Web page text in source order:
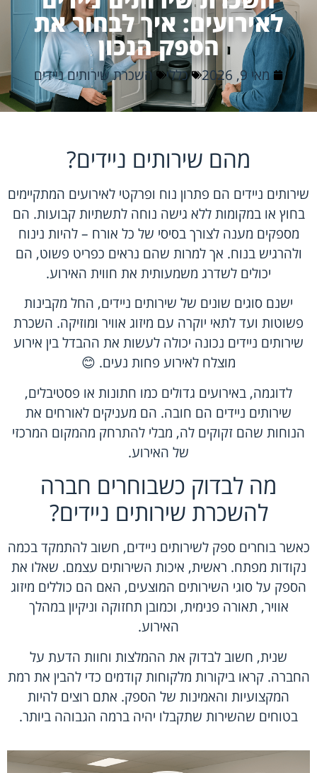
לאירועים: איך לבחור את
הספק הנכון
מאי 9, 2026 כללי השכרת שירותים ניידים
מהם שירותים ניידים?
שירותים ניידים הם פתרון נוח ופרקטי לאירועים המתקיימים
בחוץ או במקומות ללא גישה נוחה לתשתיות קבועות. הם
מספקים מענה לצורך בסיסי של כל אורח – להיות נינוח
ולהרגיש בנוח. אך למרות שהם נראים כפריט פשוט, הם
יכולים לשדרג משמעותית את חווית האירוע.
ישנם סוגים שונים של שירותים ניידים, החל מקבינות
פשוטות ועד לתאי יוקרה עם מיזוג אוויר ומוזיקה. השכרת
שירותים ניידים נכונה יכולה לעשות את ההבדל בין אירוע
מוצלח לאירוע פחות נעים. 😊
לדוגמה, באירועים גדולים כמו חתונות או פסטיבלים,
שירותים ניידים הם חובה. הם מעניקים לאורחים את
הנוחות שהם זקוקים לה, מבלי להתרחק מהמקום המרכזי
של האירוע.
מה לבדוק כשבוחרים חברה
להשכרת שירותים ניידים?
כאשר בוחרים ספק לשירותים ניידים, חשוב להתמקד בכמה
נקודות מפתח. ראשית, איכות השירותים עצמם. שאלו את
הספק על סוגי השירותים המוצעים, האם הם כוללים מיזוג
אוויר, תאורה פנימית, וכמובן תחזוקה וניקיון במהלך
האירוע.
שנית, חשוב לבדוק את ההמלצות וחוות הדעת על
החברה. קראו ביקורות מלקוחות קודמים כדי להבין את רמת
המקצועיות והאמינות של הספק. אתם רוצים להיות
בטוחים שהשירות שתקבלו יהיה ברמה הגבוהה ביותר.